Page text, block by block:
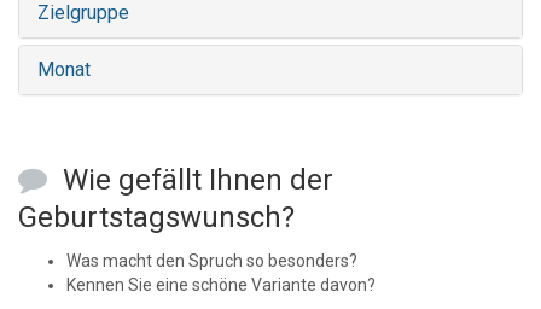
Zielgruppe
Monat
Wie gefällt Ihnen der
Geburtstagswunsch?
Was macht den Spruch so besonders?
Kennen Sie eine schöne Variante davon?